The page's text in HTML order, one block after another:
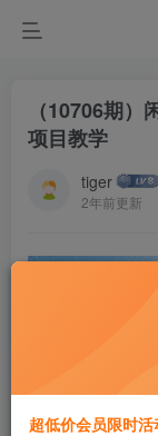
（10706期
项目教学
tiger
2年前更新
超低价会员限时活